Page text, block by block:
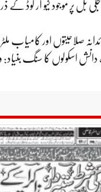
پر موجود کیو آر کوڈ کے
صلاحیتوں اور کامیاب
دانش اسکولوں کا سنگ بنیاد: